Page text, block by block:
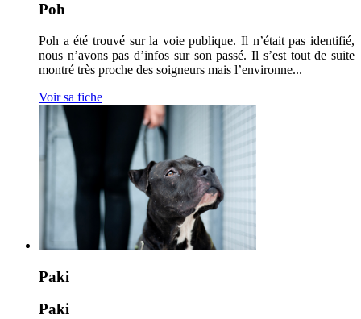
Poh
Poh a été trouvé sur la voie publique. Il n’était pas identifié,
nous n’avons pas d’infos sur son passé. Il s’est tout de suite
montré très proche des soigneurs mais l’environne...
Voir sa fiche
Paki
Paki